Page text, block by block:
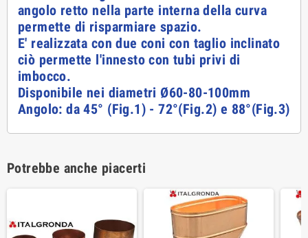
angolo retto nella parte interna della curva
permette di risparmiare spazio.
E' realizzata con due coni con taglio inclinato
ciò permette l'innesto con tubi privi di
imbocco.
Disponibile nei diametri Ø60-80-100mm
Angolo: da 45° (Fig.1) - 72°(Fig.2) e 88°(Fig.3)
Potrebbe anche piacerti